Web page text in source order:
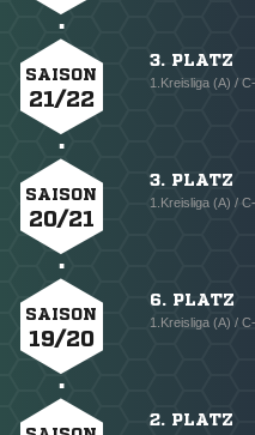
SAISON
21/22
3. PLATZ
1.Kreisliga (A) /
SAISON
20/21
3. PLATZ
1.Kreisliga (A) /
SAISON
19/20
6. PLATZ
1.Kreisliga (A) /
2. PLATZ